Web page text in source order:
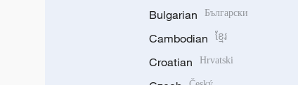
Bulgarian Български
Cambodian ខ្មែរ
Croatian Hrvatski